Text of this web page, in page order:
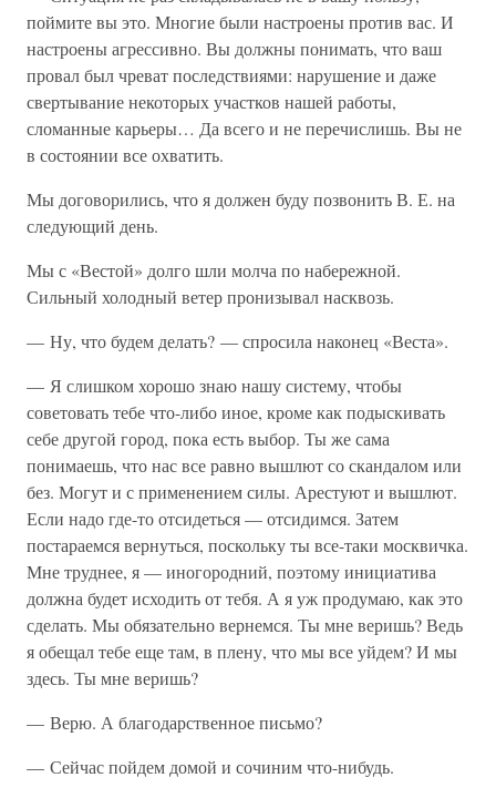
поймите вы это. Многие были настроены против вас. И
настроены агрессивно. Вы должны понимать, что ваш
провал был чреват последствиями: нарушение и даже
свертывание некоторых участков нашей работы,
сломанные карьеры… Да всего и не перечислишь. Вы не
в состоянии все охватить.
Мы договорились, что я должен буду позвонить В. Е. на
следующий день.
Мы с «Вестой» долго шли молча по набережной.
Сильный холодный ветер пронизывал насквозь.
— Ну, что будем делать? — спросила наконец «Веста».
— Я слишком хорошо знаю нашу систему, чтобы
советовать тебе что-либо иное, кроме как подыскивать
себе другой город, пока есть выбор. Ты же сама
понимаешь, что нас все равно вышлют со скандалом или
без. Могут и с применением силы. Арестуют и вышлют.
Если надо где-то отсидеться — отсидимся. Затем
постараемся вернуться, поскольку ты все-таки москвичка.
Мне труднее, я — иногородний, поэтому инициатива
должна будет исходить от тебя. А я уж продумаю, как это
сделать. Мы обязательно вернемся. Ты мне веришь? Ведь
я обещал тебе еще там, в плену, что мы все уйдем? И мы
здесь. Ты мне веришь?
— Верю. А благодарственное письмо?
— Сейчас пойдем домой и сочиним что-нибудь.